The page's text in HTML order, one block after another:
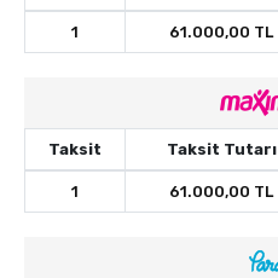
1 61.000,00 TL
Taksit Taksit Tutarı
1 61.000,00 TL